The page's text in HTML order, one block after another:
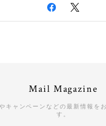
Mail Magazine
キャンペーンなどの最新情報を
す。